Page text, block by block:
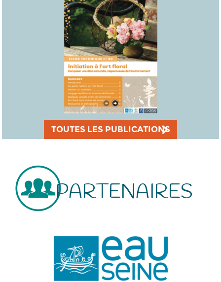
TOUTES LES PUBLICATIONS
PARTENAIRES